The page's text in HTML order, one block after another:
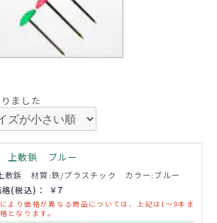
ました
上敷鋲 ブルー
敷鋲 材質:鉄/プラスチック カラー:ブルー
格(税込)： ￥7
より価格が異なる商品については、上記は1～9本ま
となります。